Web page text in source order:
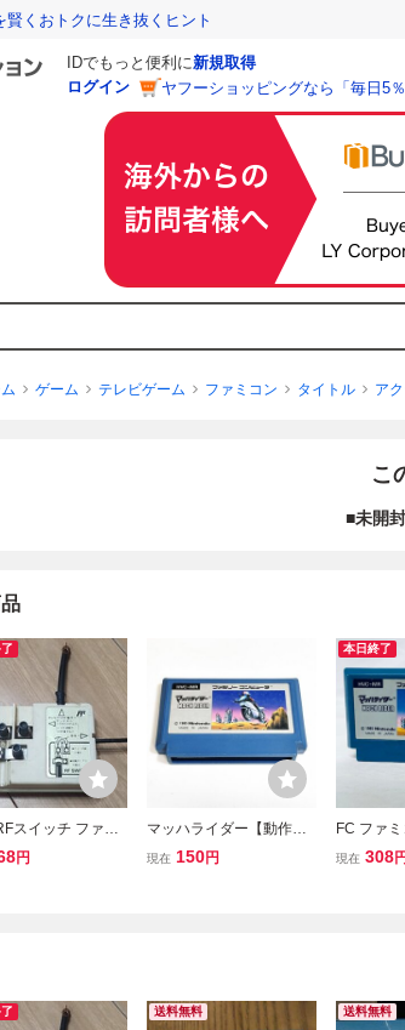
くおトクに生き抜くヒント
IDでもっと便利に新規取得
ログイン
ヤフーショッピングなら「毎日5
ゲーム テレビゲーム ファミコン タイトル ア
こ
■未開
スイッチ ファミ
003 任天堂
円
マッハライダー【動作確
認済】８本まで同梱可
現在 150円
本日終了
FC ファ
ッハライ
現在 308円
送料無料 送料無料